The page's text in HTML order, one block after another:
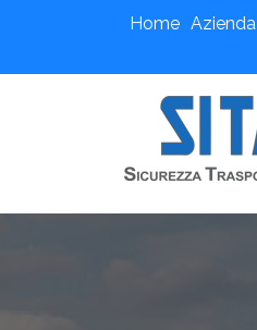
Home Azienda